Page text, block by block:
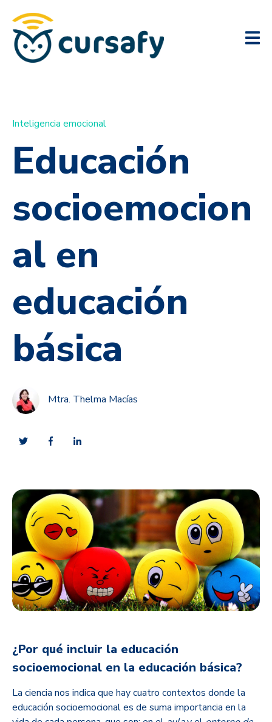
Inteligencia emocional
Educación
socioemocion
al en
educación
básica
Mtra. Thelma Macías
¿Por qué incluir la educación
socioemocional en la educación básica?
La ciencia nos indica que hay cuatro contextos donde la
educación socioemocional es de suma importancia en la